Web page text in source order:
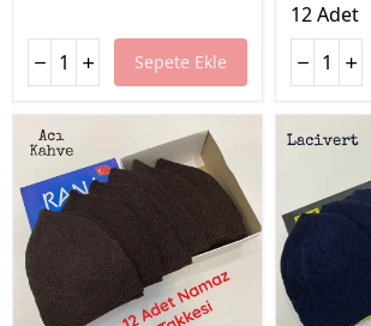
Sepete Ekle
12 Adet